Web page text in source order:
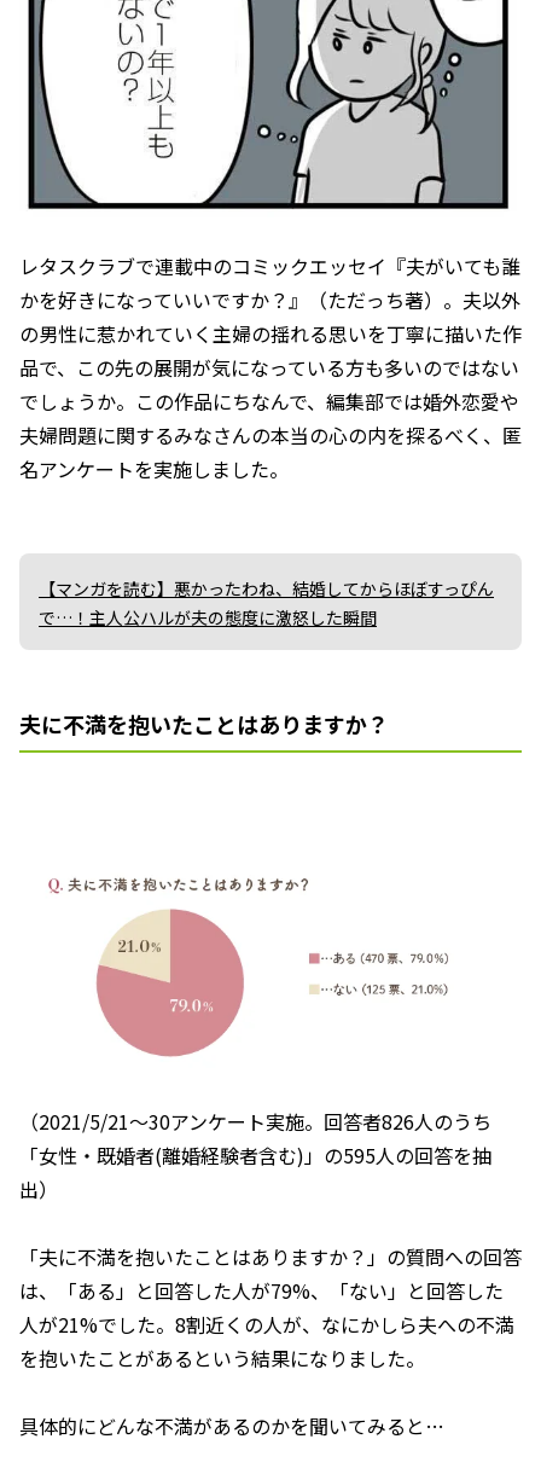
レタスクラブで連載中のコミックエッセイ『夫がいても誰
かを好きになっていいですか？』（ただっち著）。夫以外
の男性に惹かれていく主婦の揺れる思いを丁寧に描いた作
品で、この先の展開が気になっている方も多いのではない
でしょうか。この作品にちなんで、編集部では婚外恋愛や
夫婦問題に関するみなさんの本当の心の内を探るべく、匿
名アンケートを実施しました。
【マンガを読む】悪かったわね、結婚してからほぼすっぴん
で…！主人公ハルが夫の態度に激怒した瞬間
夫に不満を抱いたことはありますか？
（2021/5/21～30アンケート実施。回答者826人のうち
「女性・既婚者(離婚経験者含む)」の595人の回答を抽
出）
「夫に不満を抱いたことはありますか？」の質問への回答
は、「ある」と回答した人が79%、「ない」と回答した
人が21%でした。8割近くの人が、なにかしら夫への不満
を抱いたことがあるという結果になりました。
具体的にどんな不満があるのかを聞いてみると…